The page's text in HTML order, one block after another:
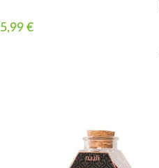
5,99 €